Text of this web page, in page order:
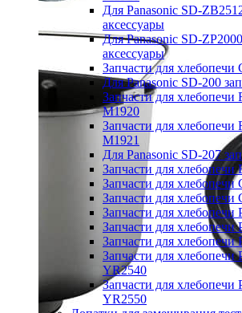
Для Panasonic SD-
аксессуары
Для Panasonic SD-
аксессуары
Запчасти для
Для Panasonic SD-200
Запчасти для хлебопечи
M1920
Запчасти для хлебопечи
M1921
Для Panasonic SD-207
Запчасти для хлебопечи
Запчасти для
Запчасти для
Запчасти для хлебопечи
Запчасти для хлебопечи
Запчасти для хлебопечи
Запчасти для хлебопечи
YR2540
Запчасти для хлебопечи
YR2550